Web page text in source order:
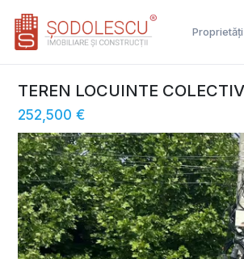
Proprietăți
TEREN LOCUINTE
252,500 €